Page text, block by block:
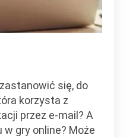
się, do
korzysta z
przez e-mail? A
gry online? Może